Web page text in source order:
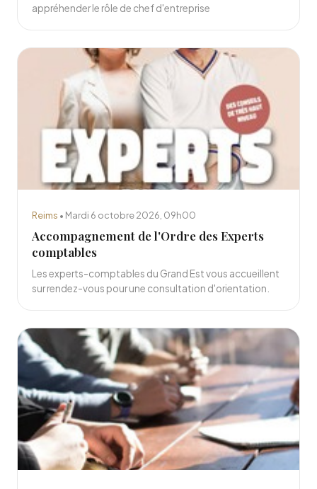
appréhender le rôle de chef d'entreprise
Reims • Mardi 6 octobre 2026, 09h00
Accompagnement de l'Ordre des Experts
comptables
Les experts-comptables du Grand Est vous accueillent
sur rendez-vous pour une consultation d'orientation.